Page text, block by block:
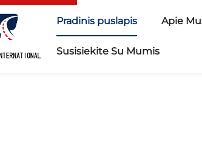
Pradinis puslapis Apie
Susisiekite Su Mumis